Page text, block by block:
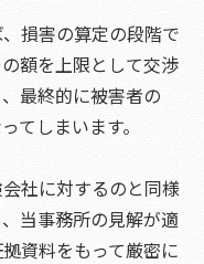
損害の算定の段階で
額を上限として交渉
最終的に被害者の
てしまいます。
社に対するのと同様
当事務所の見解が適
資料をもって厳密に